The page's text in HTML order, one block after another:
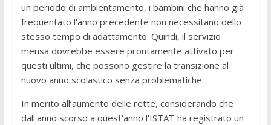
un periodo di ambientamento, i bambini che hanno già
frequentato l'anno precedente non necessitano dello
stesso tempo di adattamento. Quindi, il servizio
mensa dovrebbe essere prontamente attivato per
questi ultimi, che possono gestire la transizione al
nuovo anno scolastico senza problematiche.
In merito all’aumento delle rette, considerando che
dall'anno scorso a quest'anno l'ISTAT ha registrato un